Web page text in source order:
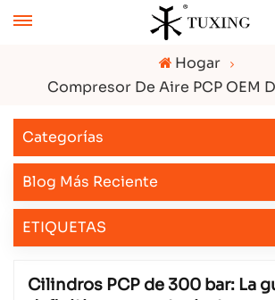
Hogar
Compresor De Aire PCP OEM
Categorías
Blog Más Reciente
ETIQUETAS
Cilindros PCP de 300 bar: La